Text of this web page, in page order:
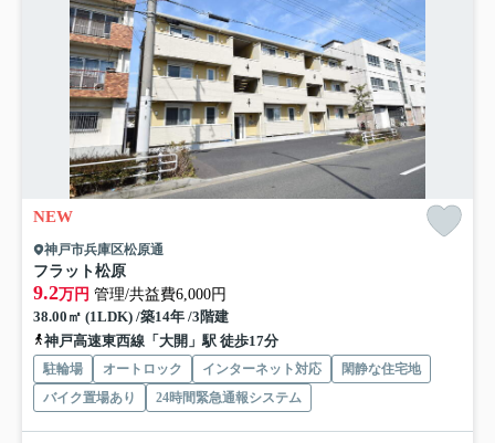
NEW
神戸市兵庫区松原通
フラット松原
9.2万円 管理/共益費6,000円
38.00㎡ (1LDK) /築14年 /3階建
神戸高速東西線「大開」駅 徒歩17分
駐輪場 オートロック インターネット対応
閑静な住宅地
バイク置場あり
24時間緊急通報システム